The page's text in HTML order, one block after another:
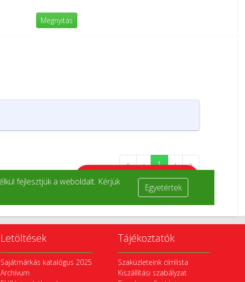
Megnyitás
Letöltések
Sajátmárkás katalógus 2025
Archívum
Tájékoztatók
Szaküzleteink címlista
Kiszállítási szabályzat